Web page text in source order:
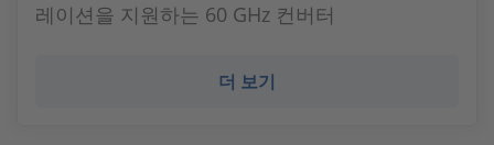
레이션을 지원하는 60 GHz 컨버터
더 보기